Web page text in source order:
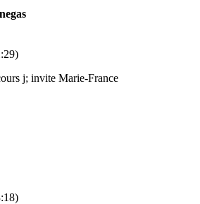
j; invite Marie-France